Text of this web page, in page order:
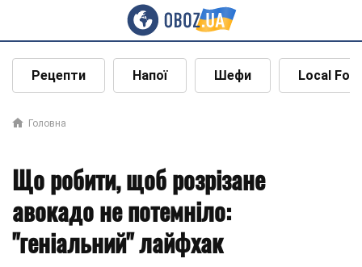
Рецепти Напої Шефи Local
Головна
Що робити, щоб розрізане
авокадо не потемніло:
"геніальний" лайфхак